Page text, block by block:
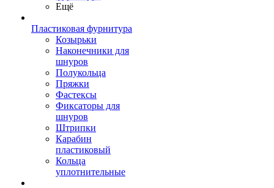
Ещё
Пластиковая фурнитура
Козырьки
Наконечники для
шнуров
Полукольца
Пряжки
Фастексы
Фиксаторы для
шнуров
Штрипки
Карабин
пластиковый
Кольца
уплотнительные